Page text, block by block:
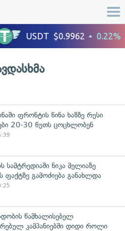
ფრონტის წინა ხაზზე რუსი
20-30 წუთს ცოცხლობენ
ნიკა მელიაზე
ფაქტზე გამოძიება განახლდა
წამხალისებელ
კამპანიებში დიდი როლი